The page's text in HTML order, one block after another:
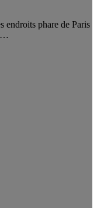
endroits phare de Paris
…